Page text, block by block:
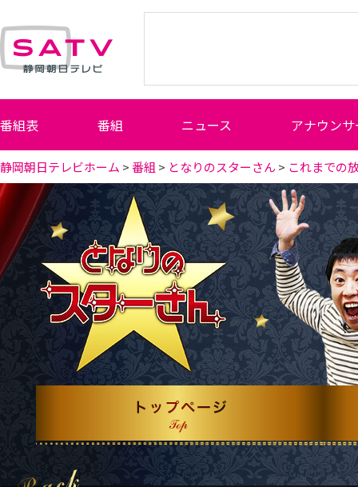
番組表 番組 ニュース アナウン
静岡朝日テレビホーム >番組 > となりのスターさん> これまでの